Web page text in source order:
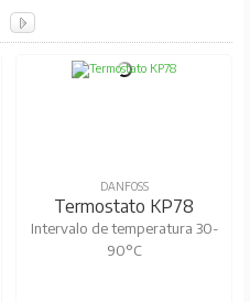
DANFOSS
Termostato KP78
Intervalo de temperatura 30-
90°C